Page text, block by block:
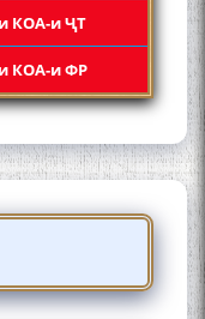
КОА-и ҶТ
КОА-и ФР